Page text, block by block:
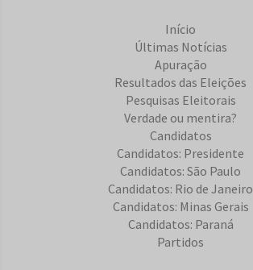
Início
Últimas Notícias
Apuração
Resultados das Eleições
Pesquisas Eleitorais
Verdade ou mentira?
Candidatos
Candidatos: Presidente
Candidatos: São Paulo
Candidatos: Rio de Janeiro
Candidatos: Minas Gerais
Candidatos: Paraná
Partidos